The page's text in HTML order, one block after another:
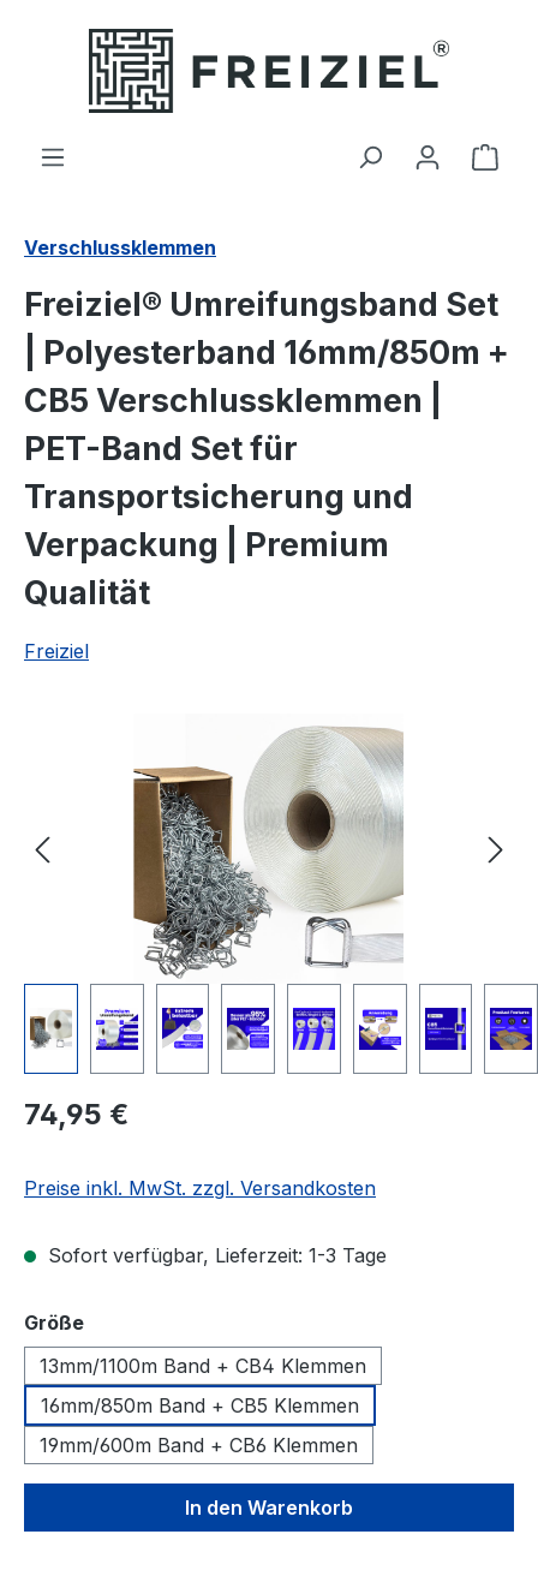
Zum Hauptinhalt springen
Verschlussklemmen
Freiziel® Umreifungsband Set
| Polyesterband 16mm/850m +
CB5 Verschlussklemmen |
PET-Band Set für
Transportsicherung und
Verpackung | Premium
Qualität
Freiziel
Regulärer Preis:
74,95 €
Preise inkl. MwSt. zzgl. Versandkosten
Sofort verfügbar, Lieferzeit: 1-3 Tage
Größeauswählen
13mm/1100m Band + CB4 Klemmen
16mm/850m Band + CB5 Klemmen
19mm/600m Band + CB6 Klemmen
In den Warenkorb